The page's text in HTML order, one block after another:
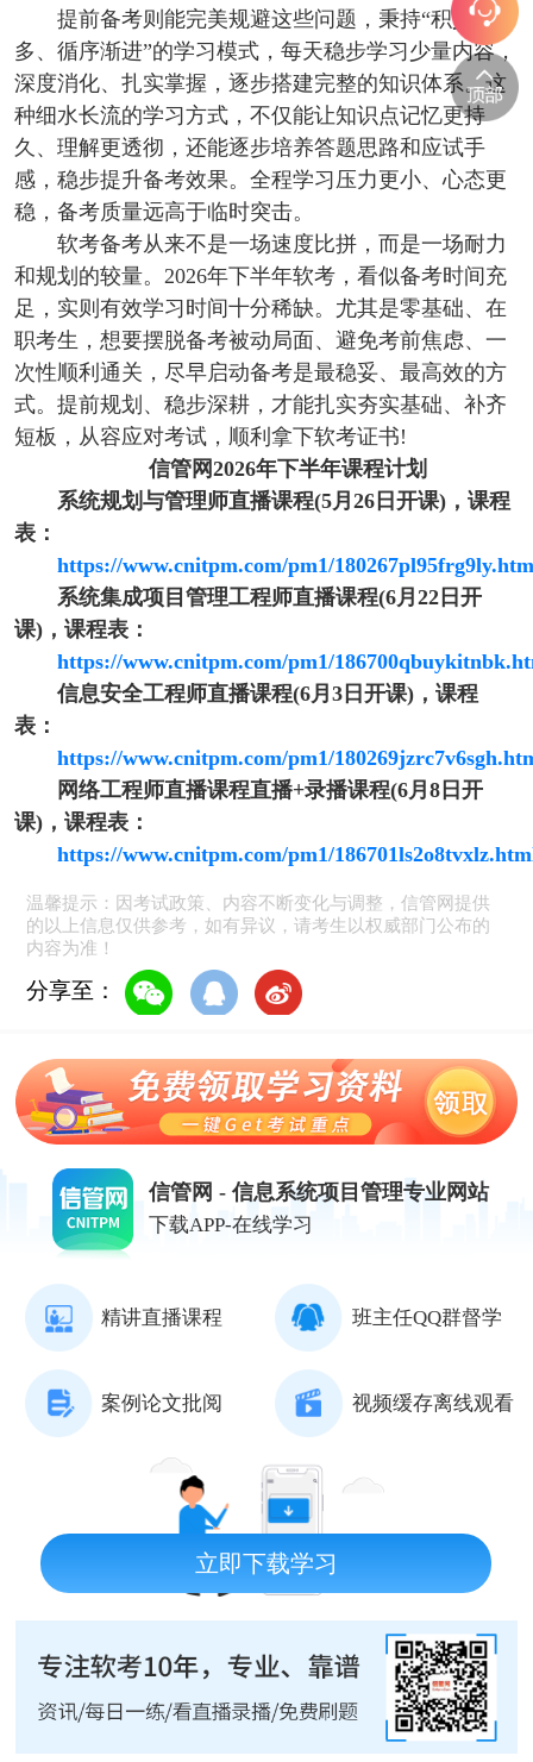
提前备考则能完美规避这些问题，秉持“积少成
多、循序渐进”的学习模式，每天稳步学习少量内容，
深度消化、扎实掌握，逐步搭建完整的知识体系。这
种细水长流的学习方式，不仅能让知识点记忆更持
久、理解更透彻，还能逐步培养答题思路和应试手
感，稳步提升备考效果。全程学习压力更小、心态更
稳，备考质量远高于临时突击。
软考备考从来不是一场速度比拼，而是一场耐力
和规划的较量。2026年下半年软考，看似备考时间充
足，实则有效学习时间十分稀缺。尤其是零基础、在
职考生，想要摆脱备考被动局面、避免考前焦虑、一
次性顺利通关，尽早启动备考是最稳妥、最高效的方
式。提前规划、稳步深耕，才能扎实夯实基础、补齐
短板，从容应对考试，顺利拿下软考证书!
信管网2026年下半年课程计划
系统规划与管理师直播课程(5月26日开课)，课程
表：
https://www.cnitpm.com/pm1/
系统集成项目管理工程师直播课程(6月22日开
课)，课程表：
https://www.cnitpm.com/pm1/
信息安全工程师直播课程(6月3日开课)，课程
表：
https://www.cnitpm.com/pm1/
网络工程师直播课程直播+录播课程(6月8日开
课)，课程表：
https://www.cnitpm.com/pm1/
温馨提示：因考试政策、内容不断变化与调整，信管网提供
的以上信息仅供参考，如有异议，请考生以权威部门公布的
内容为准！
分享至：
信管网 - 信息系统项目管理专业网站
下载APP-在线学习
精讲直播课程 班主任QQ群督学
案例论文批阅 视频缓存离线观看
立即下载学习